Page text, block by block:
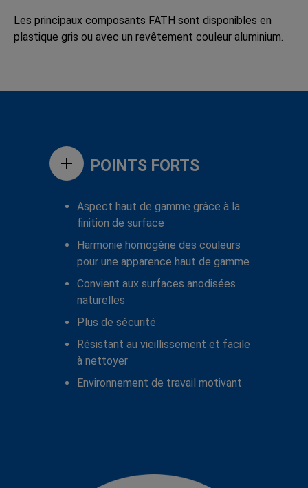
Les principaux composants FATH sont disponibles en
plastique gris ou avec un revêtement couleur aluminium.
POINTS FORTS
Aspect haut de gamme grâce à la
finition de surface
Harmonie homogène des couleurs
pour une apparence haut de gamme
Convient aux surfaces anodisées
naturelles
Plus de sécurité
Résistant au vieillissement et facile
à nettoyer
Environnement de travail motivant